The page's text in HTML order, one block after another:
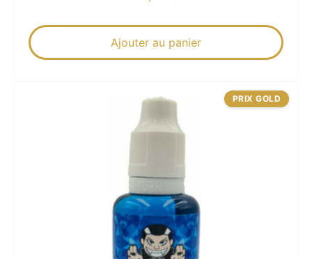
Ajouter au panier
PRIX GOLD